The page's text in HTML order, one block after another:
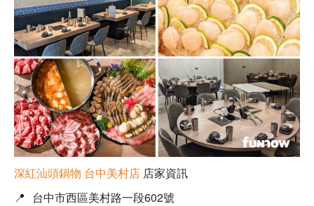
深紅汕頭鍋物 台中美村店 店家資訊
📍 台中市西區美村路一段602號